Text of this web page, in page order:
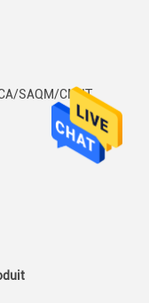
SAQM/CMIIT